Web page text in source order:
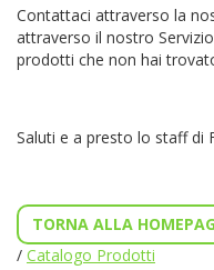
Contattaci attraverso la
attraverso il nostro
prodotti che non hai
Saluti e a presto lo staff di
TORNA ALLA
/ Catalogo Prodotti